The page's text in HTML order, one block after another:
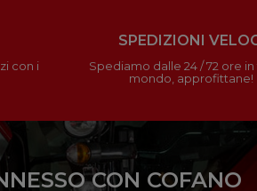
con i
SPEDIZIONI
Spediamo dalle 24 / 72 ore
mondo, approfittane!
CON COFANO